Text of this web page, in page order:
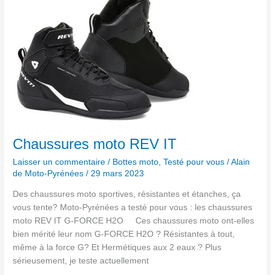
Chaussures moto REV IT
Laisser un commentaire / Bottes moto,Testé pour vous /Alain
de Moto-Pyrénées/29 mars 2023
Des chaussures moto sportives, résistantes et étanches, ça
vous tente? Moto-Pyrénées a testé pour vous : les chaussures
moto REV IT G-FORCE H2O Ces chaussures moto ont-elles
bien mérité leur nom G-FORCE H2O ? Résistantes à tout,
même à la force G? Et Hermétiques aux 2 eaux ? Plus
sérieusement, je teste actuellement